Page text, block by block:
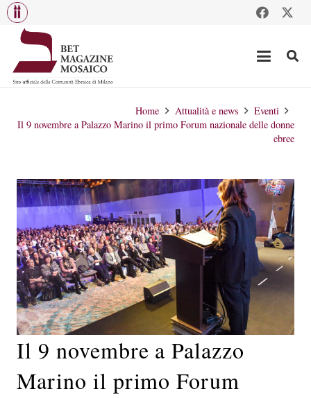
Home Attualità e news
Eventi
Il 9 novembre a Palazzo Marino il primo Forum nazionale delle donne
ebree
Il 9 novembre a Palazzo
Marino il primo Forum